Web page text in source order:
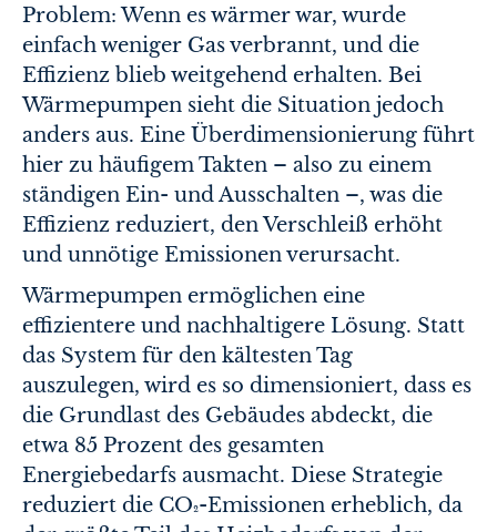
Problem: Wenn es wärmer war, wurde
einfach weniger Gas verbrannt, und die
Effizienz blieb weitgehend erhalten. Bei
Wärmepumpen sieht die Situation jedoch
anders aus. Eine Überdimensionierung führt
hier zu häufigem Takten – also zu einem
ständigen Ein- und Ausschalten –, was die
Effizienz reduziert, den Verschleiß erhöht
und unnötige Emissionen verursacht.
Wärmepumpen ermöglichen eine
effizientere und nachhaltigere Lösung. Statt
das System für den kältesten Tag
auszulegen, wird es so dimensioniert, dass es
die Grundlast des Gebäudes abdeckt, die
etwa 85 Prozent des gesamten
Energiebedarfs ausmacht. Diese Strategie
reduziert die CO₂-Emissionen erheblich, da